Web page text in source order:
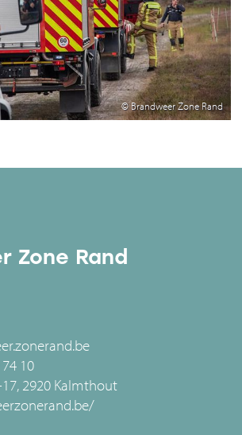
© Brandweer Zone Rand
Zone Rand
10
2920 Kalmthout